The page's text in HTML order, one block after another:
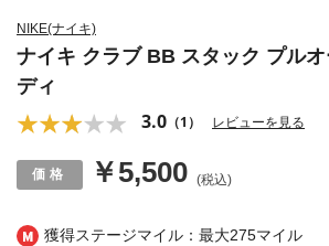
獲得ステージマイル：最大275マイル
NIKE(ナイキ)
ナイキ クラブ BB スタック プル
ディ
3.0 （1） レビューを見る
￥5,500 (税込)